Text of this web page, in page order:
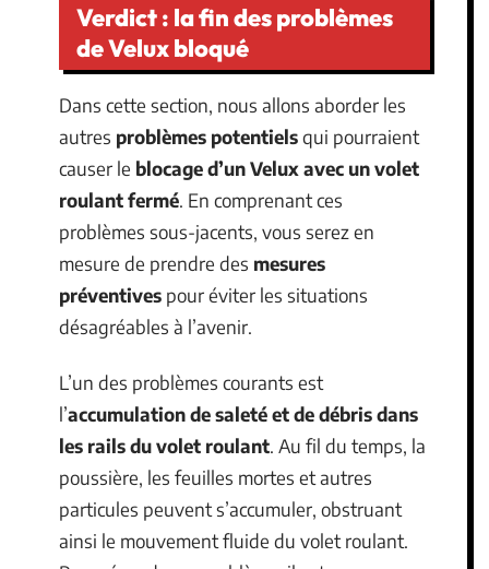
Verdict : la fin des problèmes
de Velux bloqué
Dans cette section, nous allons aborder les
autres problèmes potentielsqui pourraient
causer le blocage d’un Velux avec un volet
roulant fermé. En comprenant ces
problèmes sous-jacents, vous serez en
mesure de prendre des mesures
préventives pour éviter les situations
désagréables à l’avenir.
L’un des problèmes courants est
l’accumulation de saleté et de débris dans
les rails du volet roulant. Au fil du temps, la
poussière, les feuilles mortes et autres
particules peuvent s’accumuler, obstruant
ainsi le mouvement fluide du volet roulant.